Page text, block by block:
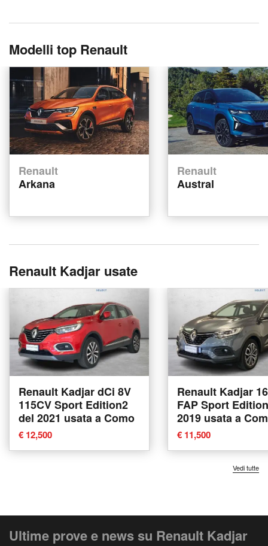
Modelli top Renault
Renault
Arkana
Renault
Austral
Renault Kadjar usate
Renault Kadjar dCi 8V
115CV Sport Edition2
del 2021 usata a Como
€ 12,500
Renault Kadjar
FAP Sport
2019 usata a
€ 11,500
Vedi tutte
Ultime prove e news su Renault Kadjar